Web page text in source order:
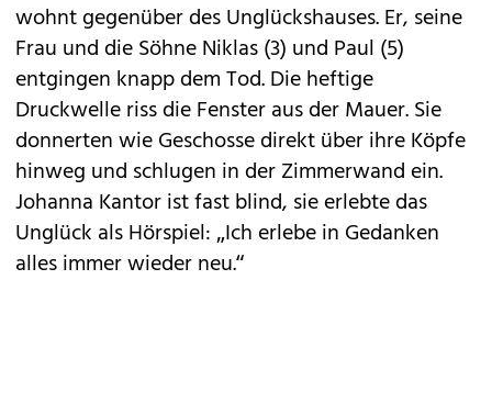
wohnt gegenüber des Unglückshauses. Er, seine
Frau und die Söhne Niklas (3) und Paul (5)
entgingen knapp dem Tod. Die heftige
Druckwelle riss die Fenster aus der Mauer. Sie
donnerten wie Geschosse direkt über ihre Köpfe
hinweg und schlugen in der Zimmerwand ein.
Johanna Kantor ist fast blind, sie erlebte das
Unglück als Hörspiel: „Ich erlebe in Gedanken
alles immer wieder neu.“